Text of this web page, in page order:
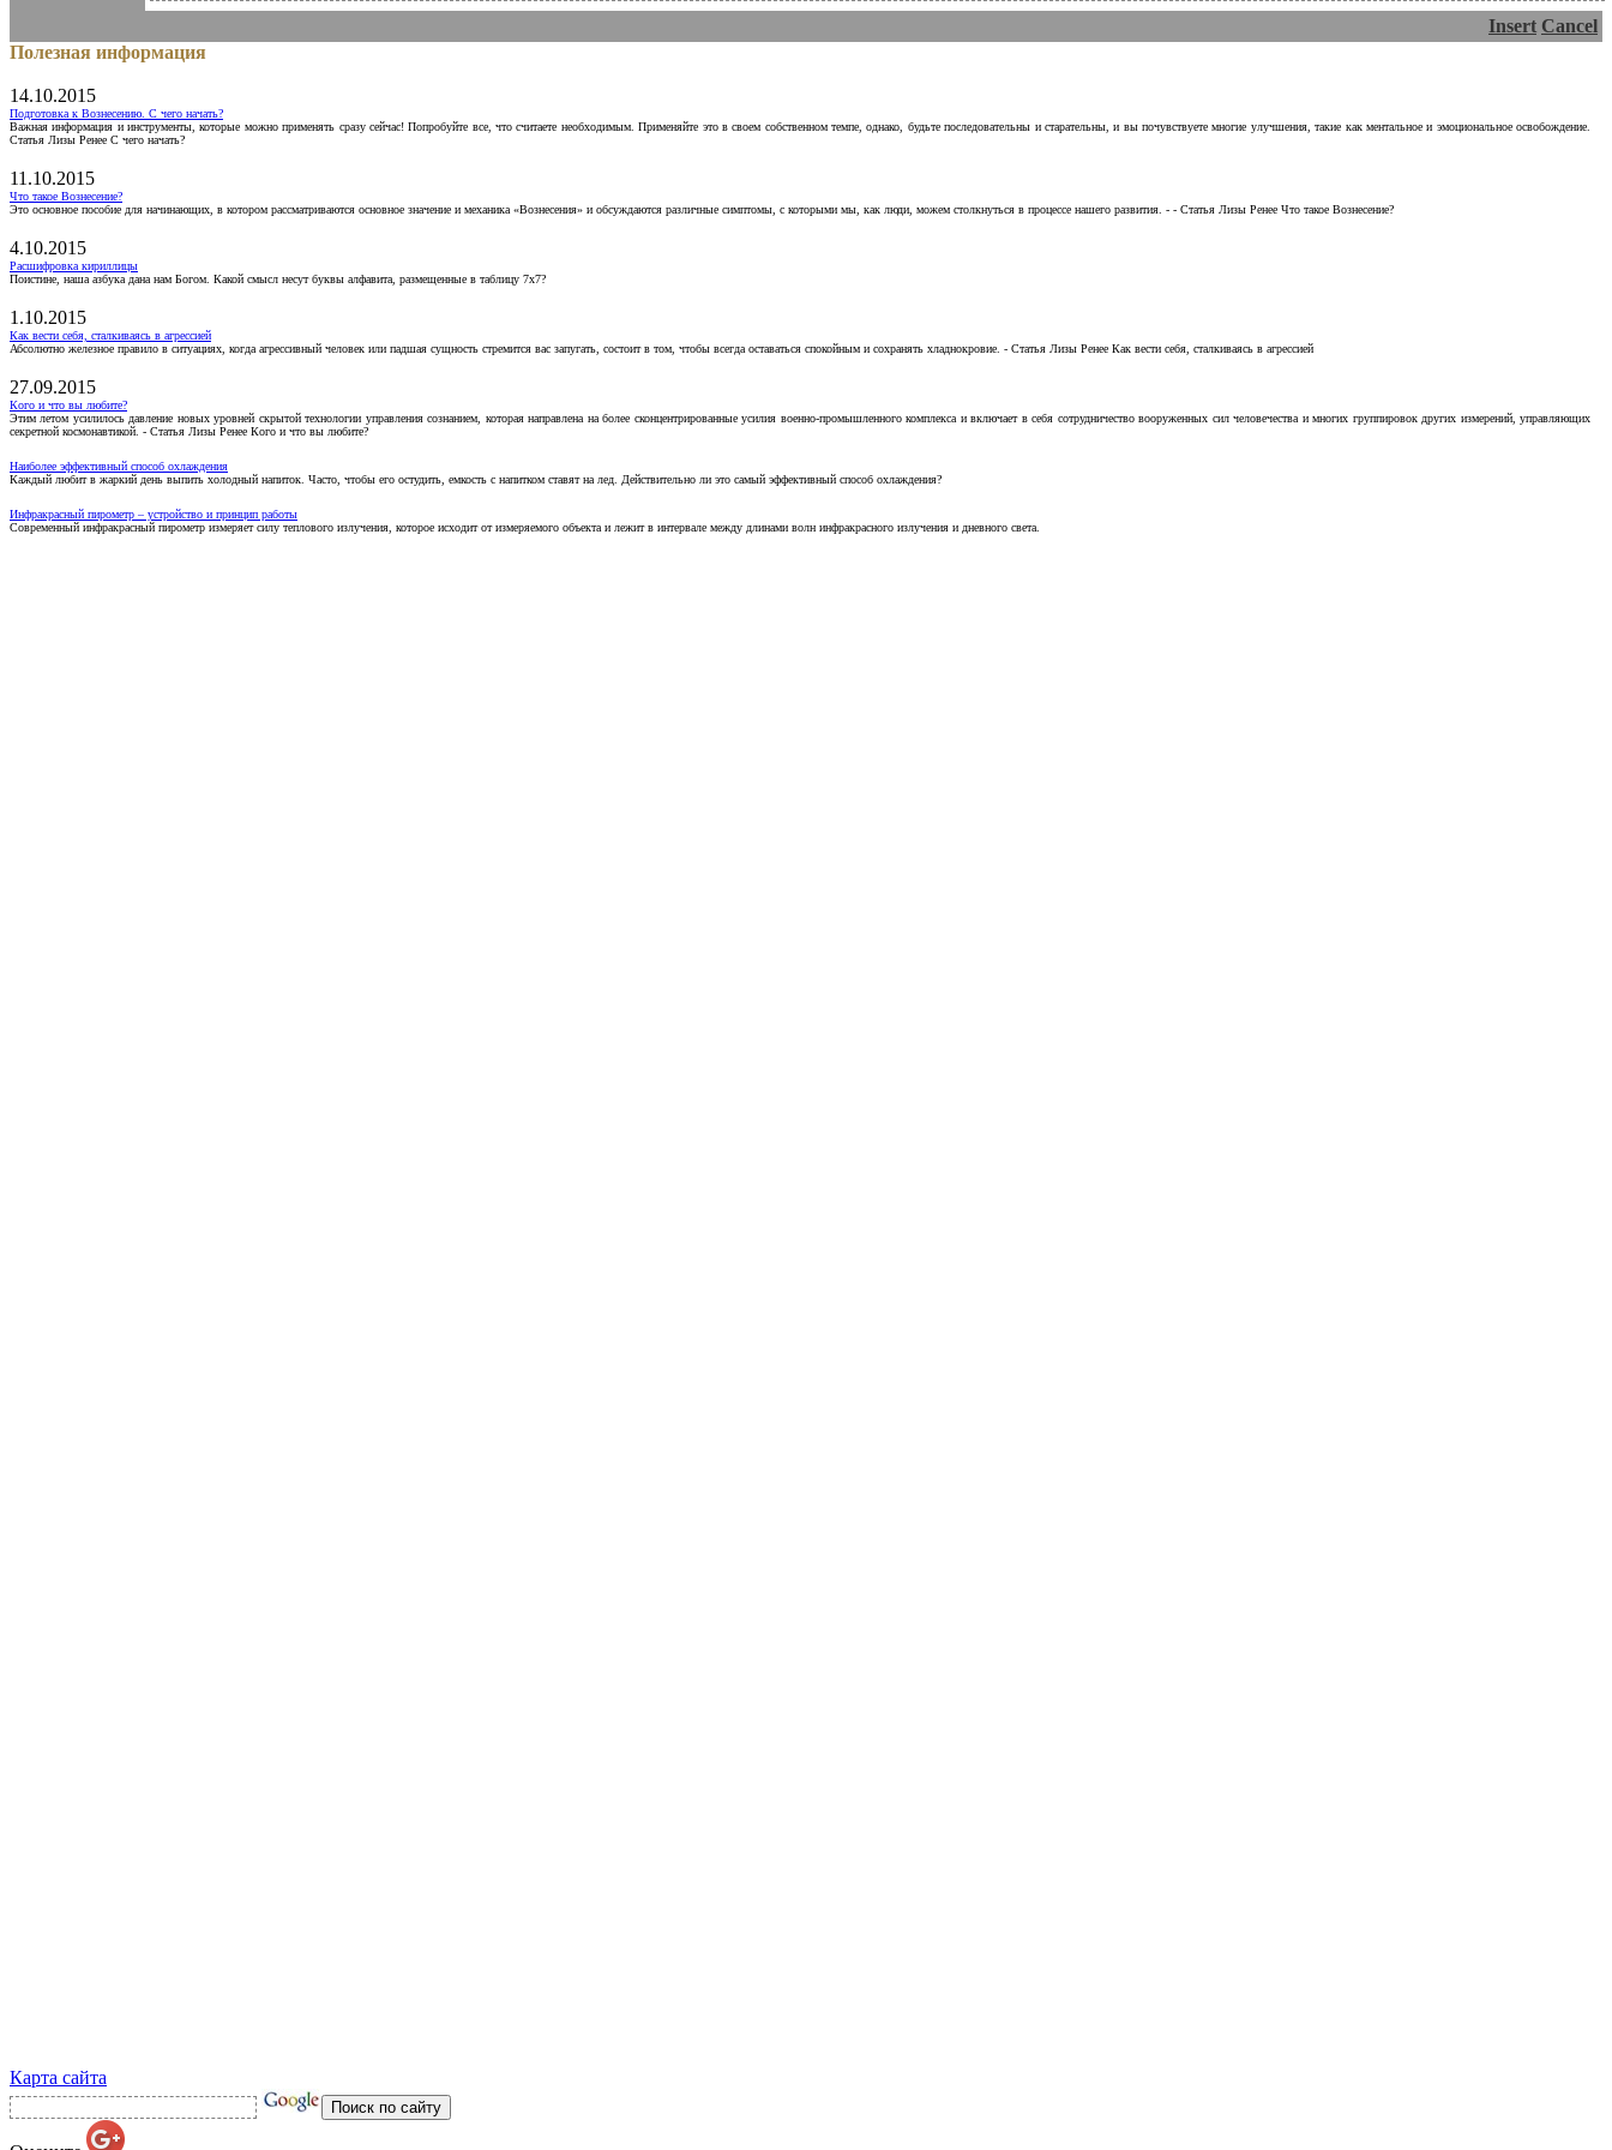
Insert Cancel
Полезная информация
14.10.2015
Подготовка к Вознесению. С чего начать?
Важная информация и инструменты, которые можно применять сразу сейчас! Попробуйте все, что считаете необходимым. Применяйте это в своем собственном темпе, однако, будьте последовательны и старательны, и вы почувствуете многие улучшения, такие как ментальное и эмоциональное освобождение.
Статья Лизы Ренее С чего начать?
11.10.2015
Что такое Вознесение?
Это основное пособие для начинающих, в котором рассматриваются основное значение и механика «Вознесения» и обсуждаются различные симптомы, с которыми мы, как люди, можем столкнуться в процессе нашего развития. - - Статья Лизы Ренее Что такое Вознесение?
4.10.2015
Расшифровка кириллицы
Поистине, наша азбука дана нам Богом. Какой смысл несут буквы алфавита, размещенные в таблицу 7х7?
1.10.2015
Как вести себя, сталкиваясь в агрессией
Абсолютно железное правило в ситуациях, когда агрессивный человек или падшая сущность стремится вас запугать, состоит в том, чтобы всегда оставаться спокойным и сохранять хладнокровие. - Статья Лизы Ренее Как вести себя, сталкиваясь в агрессией
27.09.2015
Кого и что вы любите?
Этим летом усилилось давление новых уровней скрытой технологии управления сознанием, которая направлена на более сконцентрированные усилия военно-промышленного комплекса и включает в себя сотрудничество вооруженных сил человечества и многих группировок других измерений, управляющих
секретной космонавтикой. - Статья Лизы Ренее Кого и что вы любите?
Наиболее эффективный способ охлаждения
Каждый любит в жаркий день выпить холодный напиток. Часто, чтобы его остудить, емкость с напитком ставят на лед. Действительно ли это самый эффективный способ охлаждения?
Инфракрасный пирометр – устройство и принцип работы
Современный инфракрасный пирометр измеряет силу теплового излучения, которое исходит от измеряемого объекта и лежит в интервале между длинами волн инфракрасного излучения и дневного света.
Карта сайта